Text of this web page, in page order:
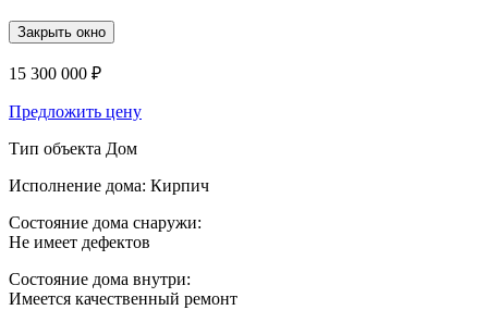
Закрыть окно
15 300 000 ₽
Предложить цену
Тип объекта Дом
Исполнение дома: Кирпич
Состояние дома снаружи:
Не имеет дефектов
Состояние дома внутри:
Имеется качественный ремонт